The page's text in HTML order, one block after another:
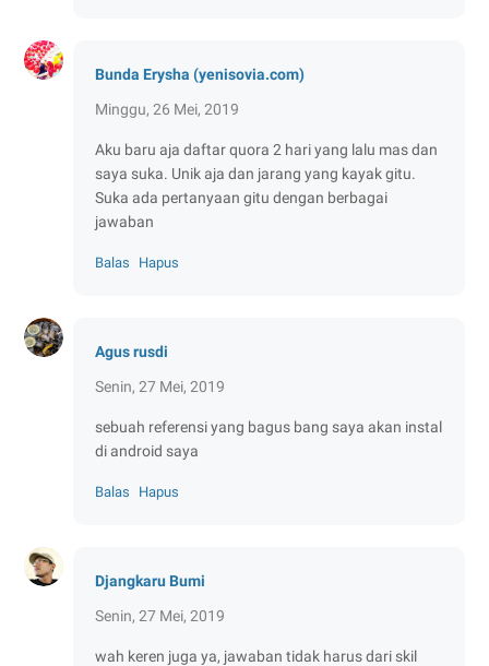
Bunda Erysha (yenisovia.com)
Minggu, 26 Mei, 2019
Aku baru aja daftar quora 2 hari yang lalu mas dan
saya suka. Unik aja dan jarang yang kayak gitu.
Suka ada pertanyaan gitu dengan berbagai
jawaban
Balas Hapus
Agus rusdi
Senin, 27 Mei, 2019
sebuah referensi yang bagus bang saya akan instal
di android saya
Balas Hapus
Djangkaru Bumi
Senin, 27 Mei, 2019
wah keren juga ya, jawaban tidak harus dari skil